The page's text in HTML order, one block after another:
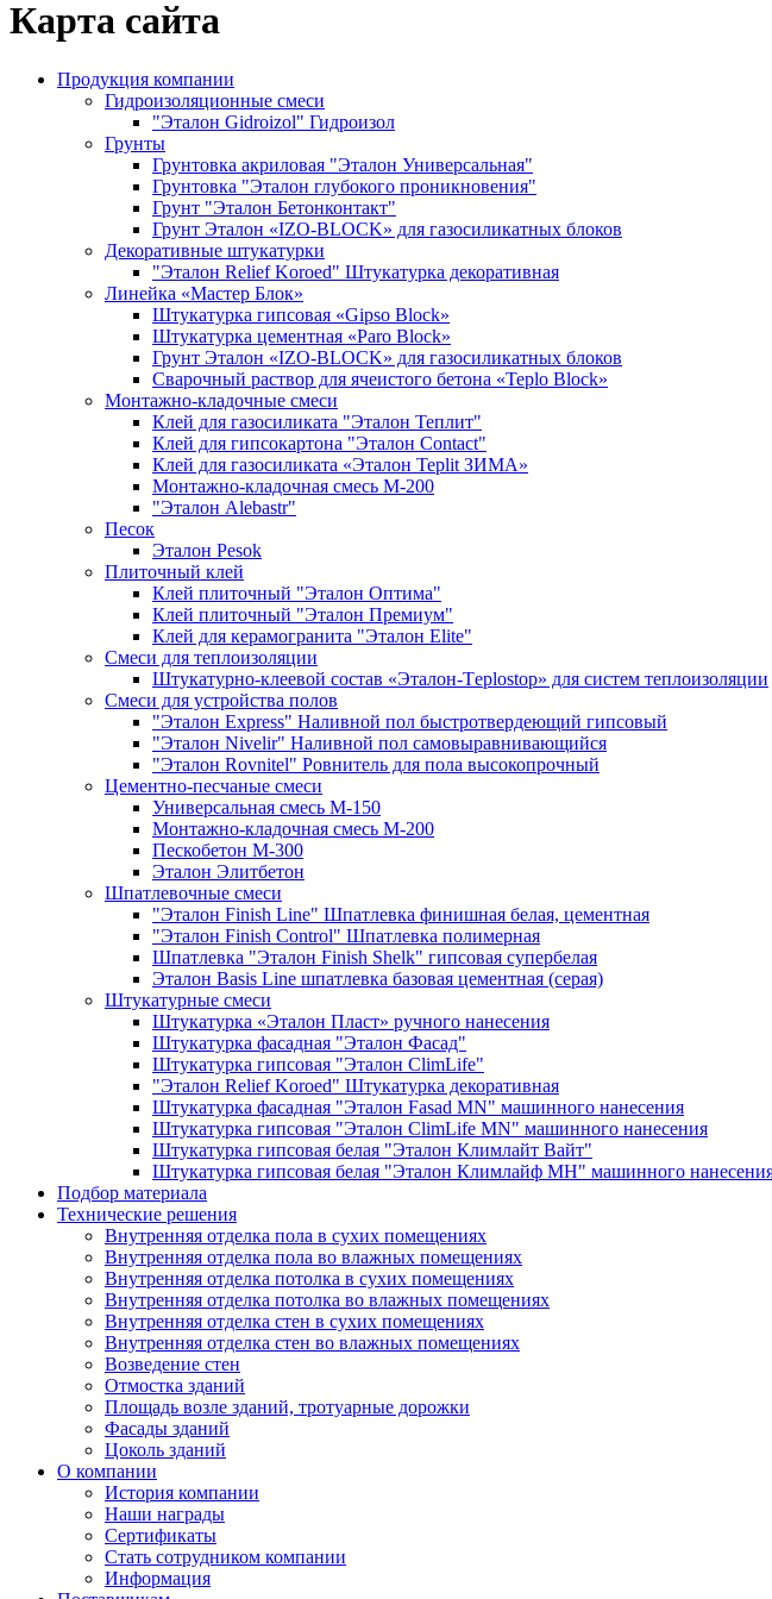
Карта сайта
Продукция компании
Гидроизоляционные смеси
"Эталон Gidroizol" Гидроизол
Грунты
Грунтовка акриловая "Эталон Универсальная"
Грунтовка "Эталон глубокого проникновения"
Грунт "Эталон Бетонконтакт"
Грунт Эталон «IZO-BLOCK» для газосиликатных блоков
Декоративные штукатурки
"Эталон Relief Koroed" Штукатурка декоративная
Линейка «Мастер Блок»
Штукатурка гипсовая «Gipso Block»
Штукатурка цементная «Paro Block»
Грунт Эталон «IZO-BLOCK» для газосиликатных блоков
Сварочный раствор для ячеистого бетона «Teplo Block»
Монтажно-кладочные смеси
Клей для газосиликата "Эталон Теплит"
Клей для гипсокартона "Эталон Contact"
Клей для газосиликата «Эталон Teplit ЗИМА»
Монтажно-кладочная смесь М-200
"Эталон Alebastr"
Песок
Эталон Pesok
Плиточный клей
Клей плиточный "Эталон Оптима"
Клей плиточный "Эталон Премиум"
Клей для керамогранита "Эталон Elite"
Смеси для теплоизоляции
Штукатурно-клеевой состав «Эталон-Тeplostop» для систем теплоизоляции
Смеси для устройства полов
"Эталон Express" Наливной пол быстротвердеющий гипсовый
"Эталон Nivelir" Наливной пол самовыравнивающийся
"Эталон Rovnitel" Ровнитель для пола высокопрочный
Цементно-песчаные смеси
Универсальная смесь М-150
Монтажно-кладочная смесь М-200
Пескобетон М-300
Эталон Элитбетон
Шпатлевочные смеси
"Эталон Finish Line" Шпатлевка финишная белая, цементная
"Эталон Finish Control" Шпатлевка полимерная
Шпатлевка "Эталон Finish Shelk" гипсовая супербелая
Эталон Basis Line шпатлевка базовая цементная (серая)
Штукатурные смеси
Штукатурка «Эталон Пласт» ручного нанесения
Штукатурка фасадная "Эталон Фасад"
Штукатурка гипсовая "Эталон ClimLife"
"Эталон Relief Koroed" Штукатурка декоративная
Штукатурка фасадная "Эталон Fasad MN" машинного нанесения
Штукатурка гипсовая "Эталон ClimLife MN" машинного нанесения
Штукатурка гипсовая белая "Эталон Климлайт Вайт"
Штукатурка гипсовая белая "Эталон Климлайф МН" машинного
Подбор материала
Технические решения
Внутренняя отделка пола в сухих помещениях
Внутренняя отделка пола во влажных помещениях
Внутренняя отделка потолка в сухих помещениях
Внутренняя отделка потолка во влажных помещениях
Внутренняя отделка стен в сухих помещениях
Внутренняя отделка стен во влажных помещениях
Возведение стен
Отмостка зданий
Площадь возле зданий, тротуарные дорожки
Фасады зданий
Цоколь зданий
О компании
История компании
Наши награды
Сертификаты
Стать сотрудником компании
Информация